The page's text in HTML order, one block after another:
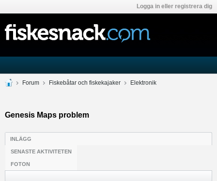
Logga in eller registrera dig
Forum Fiskebåtar och fiskekajaker Elektronik
Genesis Maps problem
INLÄGG
SENASTE AKTIVITETEN
FOTON